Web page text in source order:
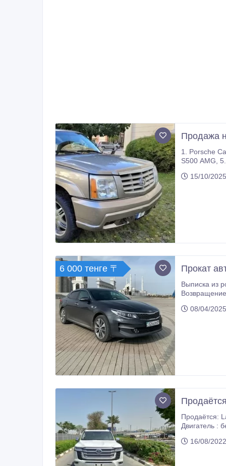
Продажа
1. Porsche Cayenne, 3.2L, bensin, 2005/ 277632km, blue, 6500€. 2. Mercedes Benz -
S500 AMG, 5.5L, bensin, 2006/397004km, 9000€. 4. LEXUS RX, 3.5L, bensin, 2006/200003km, 8460€. 5. Cadillac Escalade, 6.0L,
15/10/
6 000 тенге 〒 Прокат
Выписка из роддома Рождение ребенка — одно из самых важных и
08/04/
Продаётся: Land Cruiser 300 gxr
Двигатель :
16/08/